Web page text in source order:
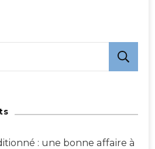
: une bonne affaire à